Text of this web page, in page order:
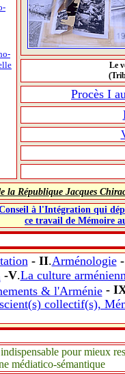
Le
Procès I
la République Jacques
à l'Intégration qui
ce travail de Mémoire
- II.Arménologie-
-V.La culture
& l'Arménie-
collectif(s),
pour mieux
médiatico-sémantique